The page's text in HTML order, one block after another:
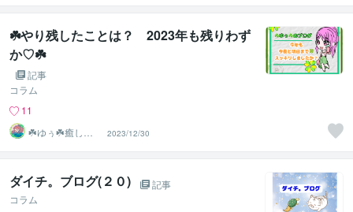
☘️やり残したことは？ 2023年も残りわず
か♡☘️
記事
コラム
11
‪☘️ゆぅ☘️癒しの
お部屋であなた
と♡
2023/12/30
ダイチ。ブログ(２０)
記事
コラム